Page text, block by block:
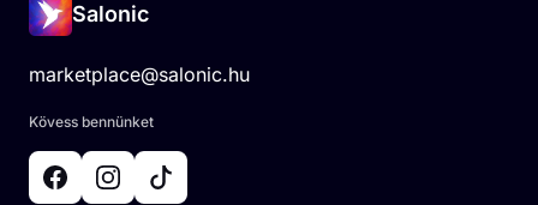
Salonic
marketplace@salonic.hu
Kövess bennünket